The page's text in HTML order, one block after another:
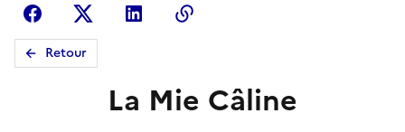
FacebookX (anciennement Twitter)
Linkedin
Retour
La Mie Câline